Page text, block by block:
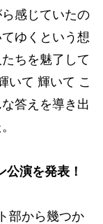
感じていたの
ゆくという想
ちを魅了して
いて 輝いて こ
答えを導き出
公演を発表！
部から幾つか